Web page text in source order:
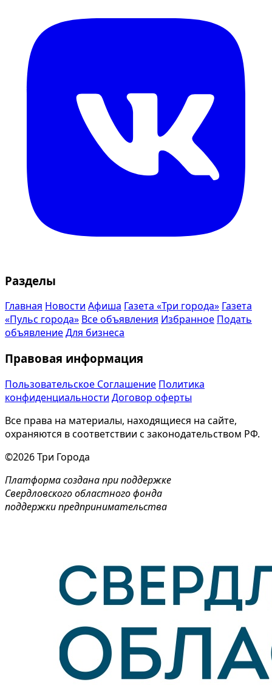
Разделы
Главная Новости Афиша Газета «Три города» Газета
«Пульс города» Все объявления Избранное Подать
объявлениеДля бизнеса
Правовая информация
Пользовательское Соглашение Политика
конфиденциальности Договор оферты
Все права на материалы, находящиеся на сайте,
охраняются в соответствии с законодательством РФ.
©2026 Три Города
Платформа создана при поддержке
Свердловского областного фонда
поддержки предпринимательства